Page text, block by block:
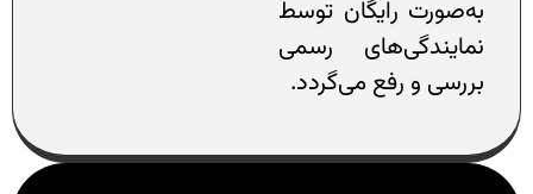
به‌صورت رایگان توسط
نمایندگی‌های رسمی
بررسی و رفع می‌گردد.